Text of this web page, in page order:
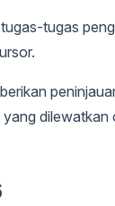
tugas
dilewatkan